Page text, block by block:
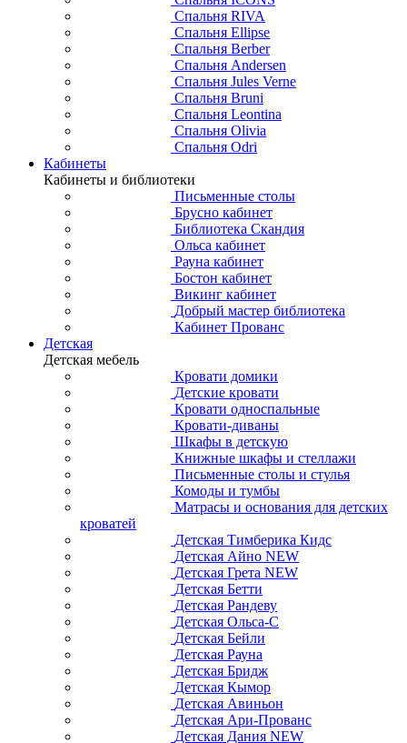
Спальня RIVA
Спальня Ellipse
Спальня Berber
Спальня Andersen
Спальня Jules Verne
Спальня Bruni
Спальня Leontina
Спальня Olivia
Спальня Odri
Кабинеты
Кабинеты и библиотеки
Письменные столы
Брусно кабинет
Библиотека Скандия
Ольса кабинет
Рауна кабинет
Бостон кабинет
Викинг кабинет
Добрый мастер библиотека
Кабинет Прованс
Детская
Детская мебель
Кровати домики
Детские кровати
Кровати односпальные
Кровати-диваны
Шкафы в детскую
Книжные шкафы и стеллажи
Письменные столы и стулья
Комоды и тумбы
Матрасы и основания для детских
кроватей
Детская Тимберика Кидс
Детская Айно NEW
Детская Грета NEW
Детская Бетти
Детская Рандеву
Детская Ольса-С
Детская Бейли
Детская Рауна
Детская Бридж
Детская Кымор
Детская Авиньон
Детская Ари-Прованс
Детская Дания NEW